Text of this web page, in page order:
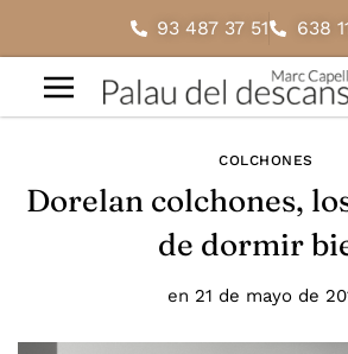
93 487 37 51 638
COLCHONES
Dorelan colchones,
de dormir
en 21 de mayo de